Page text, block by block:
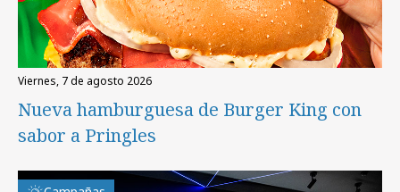
viernes, 7 de agosto 2026
Nueva hamburguesa de Burger King con
sabor a Pringles